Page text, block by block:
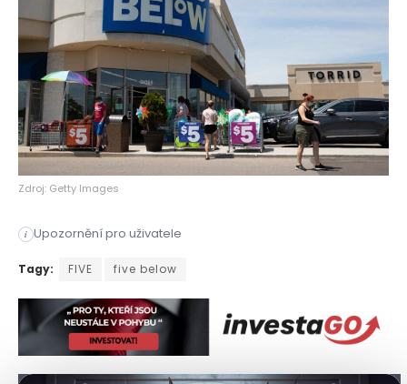
Zdroj: Getty Images
i Upozornění pro uživatele
Od léta, kdy dosáhl svého dna, se tento diskontní prodejce
Tagy: FIVE five below